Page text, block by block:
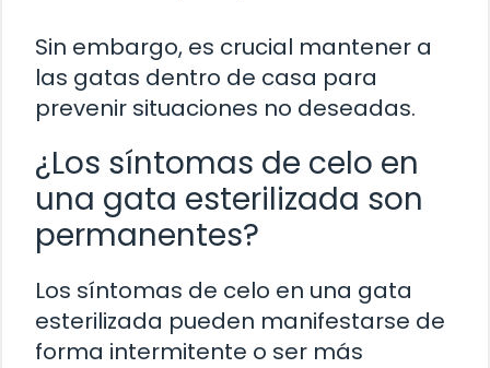
Sin embargo, es crucial mantener a
las gatas dentro de casa para
prevenir situaciones no deseadas.
¿Los síntomas de celo en
una gata esterilizada son
permanentes?
Los síntomas de celo en una gata
esterilizada pueden manifestarse de
forma intermitente o ser más